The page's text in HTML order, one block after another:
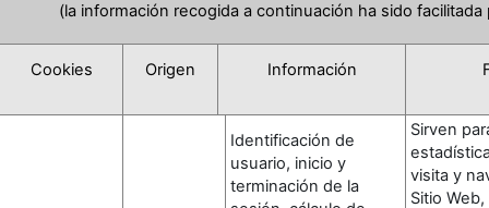
(la información recogida a continuación ha sido
Cookies Origen Información
Identificación de
usuario, inicio y
terminación de la
Sirven
visita y
Sitio